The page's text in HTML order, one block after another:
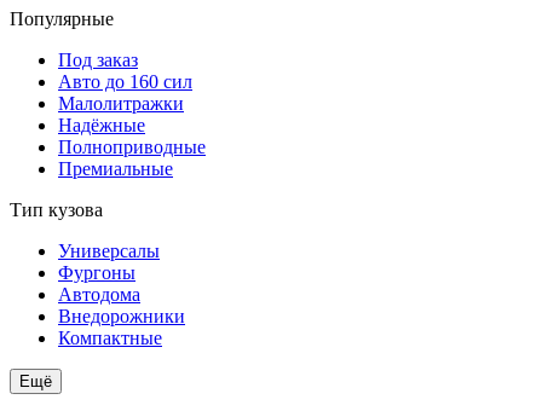
Популярные
Под заказ
Авто до 160 сил
Малолитражки
Надёжные
Полноприводные
Премиальные
Тип кузова
Универсалы
Фургоны
Автодома
Внедорожники
Компактные
Ещё